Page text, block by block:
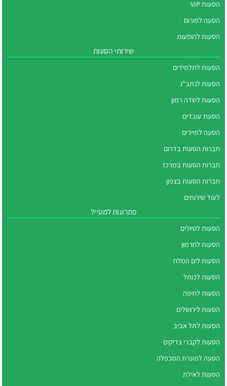
הסעות VIP
הסעה לפורום
הסעות להופעות
שירותי הסעות
הסעות לתלמידים
הסעות לנתב"ג
הסעות לשדה רמון
הסעת עובדים
הסעה לתיירים
חברות הסעות בדרום
חברות הסעות במרכז
חברות הסעות בצפון
לעוד שירותים
פתרונות למטייל
הסעות לטיולים
הסעות לחרמון
הסעות לים המלח
הסעות לכותל
הסעות לחיפה
הסעות לירושלים
הסעות לתל אביב
הסעות לקברי צדיקים
הסעה למערת המכפלה
הסעות לאילת